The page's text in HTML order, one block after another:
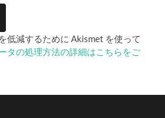
低減するために Akismet を使って
タの処理方法の詳細はこちらをご